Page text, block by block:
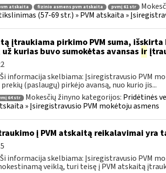
atskaita fizinio asmens pvm atskaita pvmį 61 str
(57-69 str.) » PVM atskaita »
įtraukiama pirkimo PVM suma,
kurias buvo sumokėtas avansas ir
informacija skelbiama: Įsiregistravusio PVM
(paslaugų) pirkėjo avansą, nuo kurio jis...
64 str Mokesčių žinyno kategorijos: Pridėtinės
» Įsiregistravusio PVM mokėtoju asmens
į PVM atskaitą reikalavimai yra
informacija skelbiama: Įsiregistravusio PVM
veiklą, turi teisę į PVM atskaitą